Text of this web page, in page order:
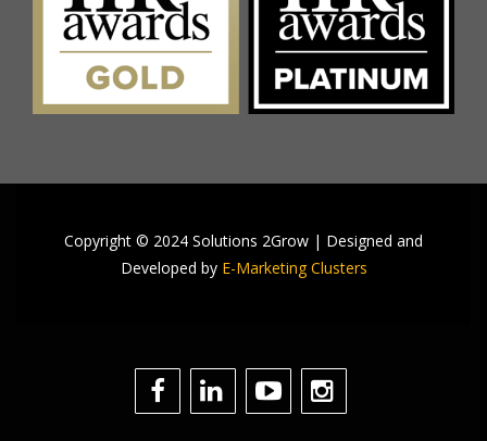
Copyright © 2024 Solutions 2Grow | Designed and
Developed by E-Marketing Clusters